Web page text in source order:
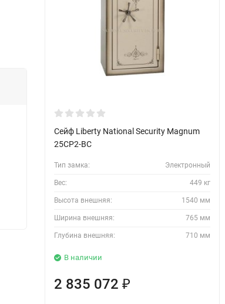
Сейф Liberty National Security Magnum
25CP2-BC
Тип замка: Электронный
Вес: 449 кг
Высота внешняя: 1540 мм
Ширина внешняя: 765 мм
Глубина внешняя: 710 мм
В наличии
2 835 072 ₽